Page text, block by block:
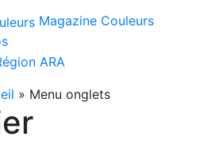
Magazine Couleurs
ARA
» Menu onglets